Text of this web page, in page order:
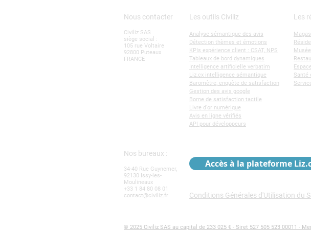
Nous contacter
Civiliz SAS
siège social :
105 rue Voltaire
92800 Puteaux
FRANCE
Les outils Civiliz
Analyse sémantique des avis
Détection thèmes et émotions
KPIs expérience client : CSAT, NPS
Tableaux de bord dynamiques
Intelligence artificielle verbatim
Liz.cx intelligence sémantique
Baromètre, enquête de satisfaction
Gestion des avis google
Borne de satisfaction tactile
Livre d'or numérique
Avis en ligne vérifiés
API pour développeurs
Les
Santé
Nos bureaux :
34-40 Rue Guynemer,
92130 Issy-les-
Moulineaux
+33 1 84 80 08 01
contact@civiliz.fr
Accès à la plateforme
Conditions Générales d'Utilisation du
© 2025 Civiliz SAS au capital de 233 025 € - Siret 527 505 523 00011 -